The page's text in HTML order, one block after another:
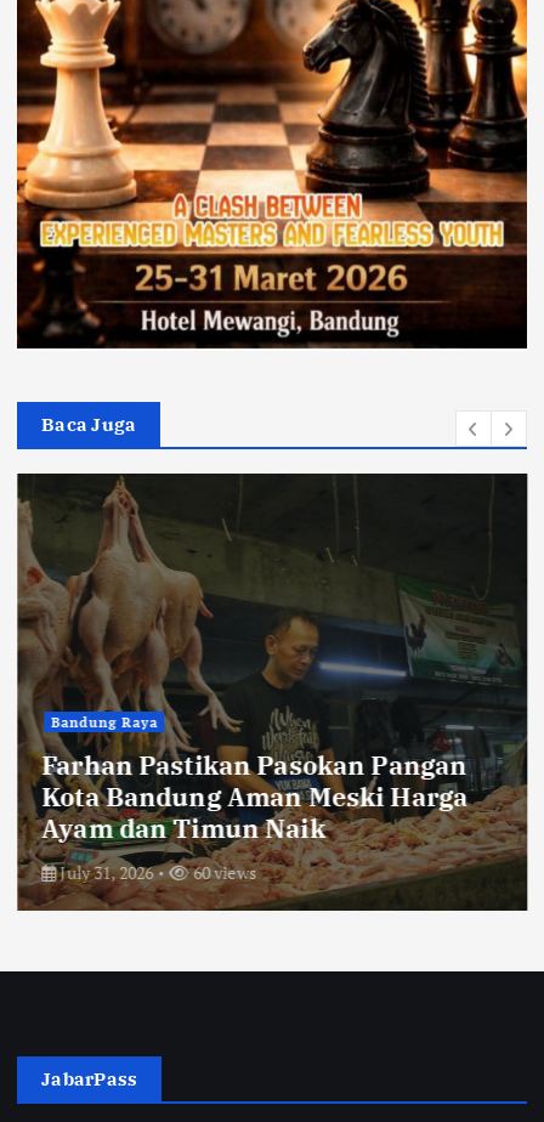
Baca Juga
Bandung Raya
Farhan Pastikan Pasokan Pangan
Kota Bandung Aman Meski Harga
Ayam dan Timun Naik
July 31, 2026 60 views
JabarPass